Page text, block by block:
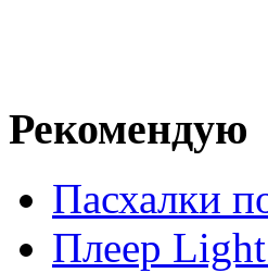
Рекомендую
Пасхалки
Плеер